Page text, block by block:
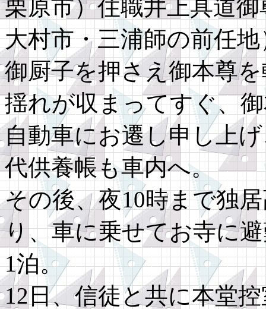
栗原市）住職井上具道
大村市・三浦師の前任
御厨子を押さえ御本尊
揺れが収まってすぐ、
自動車にお遷し申し上
代供養帳も車内へ。
その後、夜10時まで独
り、車に乗せてお寺に
1泊。
12日、信徒と共に本堂